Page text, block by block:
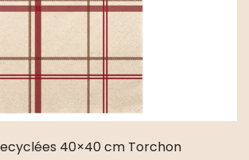
40×40 cm Torchon